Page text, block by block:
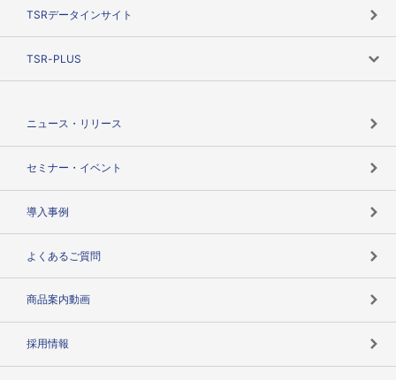
TSRデータインサイト
TSR-PLUS
ニュース・リリース
セミナー・イベント
導入事例
よくあるご質問
商品案内動画
採用情報